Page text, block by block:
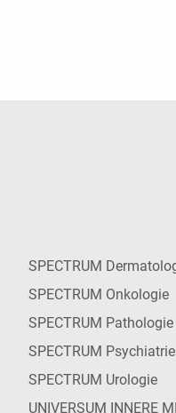
SPECTRUM
SPECTRUM Onkologie
SPECTRUM Pathologie
SPECTRUM Psychiatrie
SPECTRUM Urologie
UNIVERSUM INNERE